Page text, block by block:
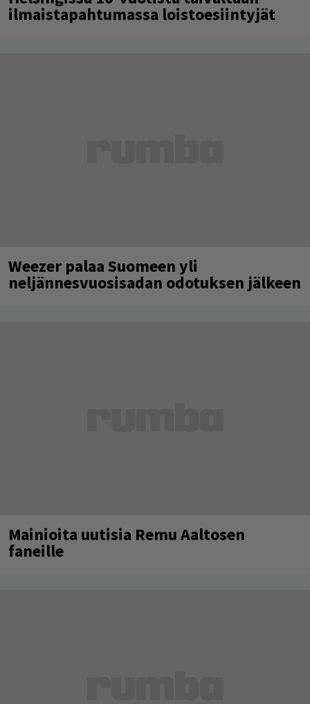
ilmaistapahtumassa loistoesiintyjät
Weezer palaa Suomeen yli
neljännesvuosisadan odotuksen jälkeen
Mainioita uutisia Remu Aaltosen
faneille